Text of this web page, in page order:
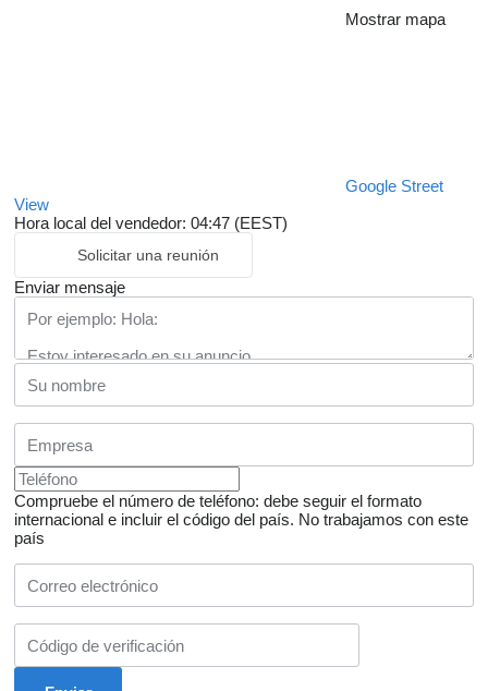
Mostrar mapa
Google Street
View
Hora local del vendedor: 04:47 (EEST)
Solicitar una reunión
Enviar mensaje
Compruebe el número de teléfono: debe seguir el formato
internacional e incluir el código del país. No trabajamos con este
país